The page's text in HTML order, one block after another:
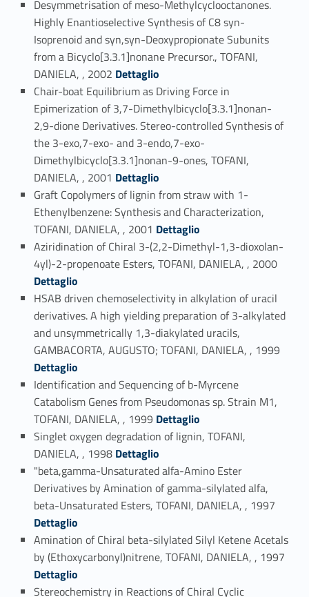
Desymmetrisation of meso-Methylcyclooctanones.
Highly Enantioselective Synthesis of C8 syn-
Isoprenoid and syn,syn-Deoxypropionate Subunits
from a Bicyclo[3.3.1]nonane Precursor., TOFANI,
DANIELA, , 2002 Link identifier #identifier_person_150547-35
Dettaglio
Chair-boat Equilibrium as Driving Force in
Epimerization of 3,7-Dimethylbicyclo[3.3.1]nonan-
2,9-dione Derivatives. Stereo-controlled Synthesis of
the 3-exo,7-exo- and 3-endo,7-exo-
Dimethylbicyclo[3.3.1]nonan-9-ones, TOFANI,
DANIELA, , 2001 Link identifier #identifier_person_153847-36
Dettaglio
Graft Copolymers of lignin from straw with 1-
Ethenylbenzene: Synthesis and Characterization,
TOFANI, DANIELA, , 2001 Link identifier #identifier_person_195272-37
Dettaglio
Aziridination of Chiral 3-(2,2-Dimethyl-1,3-dioxolan-
4yl)-2-propenoate Esters, TOFANI, DANIELA, , 2000
Dettaglio
HSAB driven chemoselectivity in alkylation of uracil
derivatives. A high yielding preparation of 3-alkylated
and unsymmetrically 1,3-diakylated uracils,
GAMBACORTA, AUGUSTO; TOFANI, DANIELA, , 1999
Dettaglio
Identification and Sequencing of b-Myrcene
Catabolism Genes from Pseudomonas sp. Strain M1,
TOFANI, DANIELA, , 1999 Link identifier #identifier_person_2072-40
Dettaglio
Singlet oxygen degradation of lignin, TOFANI,
DANIELA, , 1998 Link identifier #identifier_person_106069-41
Dettaglio
"beta,gamma-Unsaturated alfa-Amino Ester
Derivatives by Amination of gamma-silylated alfa,
beta-Unsaturated Esters, TOFANI, DANIELA, , 1997
Dettaglio
Amination of Chiral beta-silylated Silyl Ketene Acetals
by (Ethoxycarbonyl)nitrene, TOFANI, DANIELA, , 1997
Dettaglio
Stereochemistry in Reactions of Chiral Cyclic